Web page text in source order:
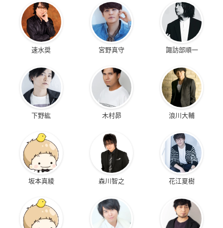
速水奨 宮野真守 諏訪部順一
下野紘 木村昴 浪川大輔
坂本真綾 森川智之 花江夏樹